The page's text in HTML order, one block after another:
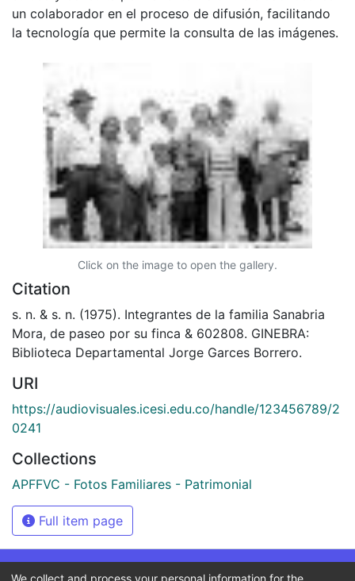
un colaborador en el proceso de difusión, facilitando
la tecnología que permite la consulta de las imágenes.
Click on the image to open the gallery.
Citation
s. n. & s. n. (1975). Integrantes de la familia Sanabria
Mora, de paseo por su finca & 602808. GINEBRA:
Biblioteca Departamental Jorge Garces Borrero.
URI
https://audiovisuales.icesi.edu.co/handle/123456789/2
0241
Collections
APFFVC - Fotos Familiares - Patrimonial
Full item page
We collect and process your personal information for the